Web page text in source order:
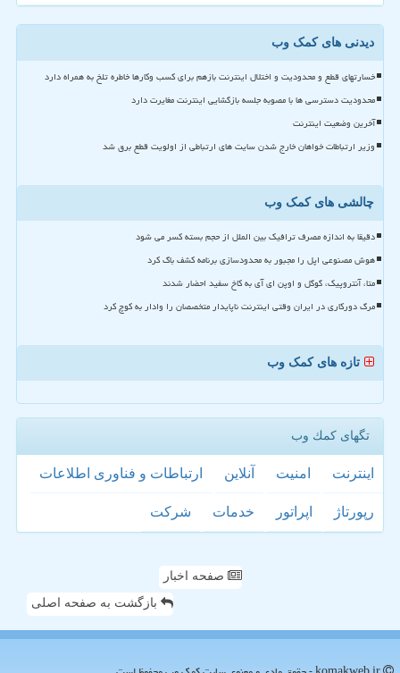
دیدنی های کمک وب
خسارتهای قطع و محدودیت و اختلال اینترنت بازهم برای کسب وکارها خاطره تلخ به همراه دارد
محدودیت دسترسی ها با مصوبه جلسه بازگشایی اینترنت مغایرت دارد
آخرین وضعیت اینترنت
وزیر ارتباطات خواهان خارج شدن سایت های ارتباطی از اولویت قطع برق شد
چالشی های کمک وب
دقیقا به اندازه مصرف ترافیک بین الملل از حجم بسته کسر می شود
هوش مصنوعی اپل را مجبور به محدودسازی برنامه کشف باگ کرد
متا، آنتروپیک، گوگل و اوپن ای آی به کاخ سفید احضار شدند
مرگ دورکاری در ایران وقتی اینترنت ناپایدار متخصصان را وادار به کوچ کرد
تازه های کمک وب
تگهای كمك وب
اینترنت امنیت آنلاین ارتباطات و فناوری اطلاعات
رپورتاژ اپراتور خدمات شركت
صفحه اخبار
بازگشت به صفحه اصلی